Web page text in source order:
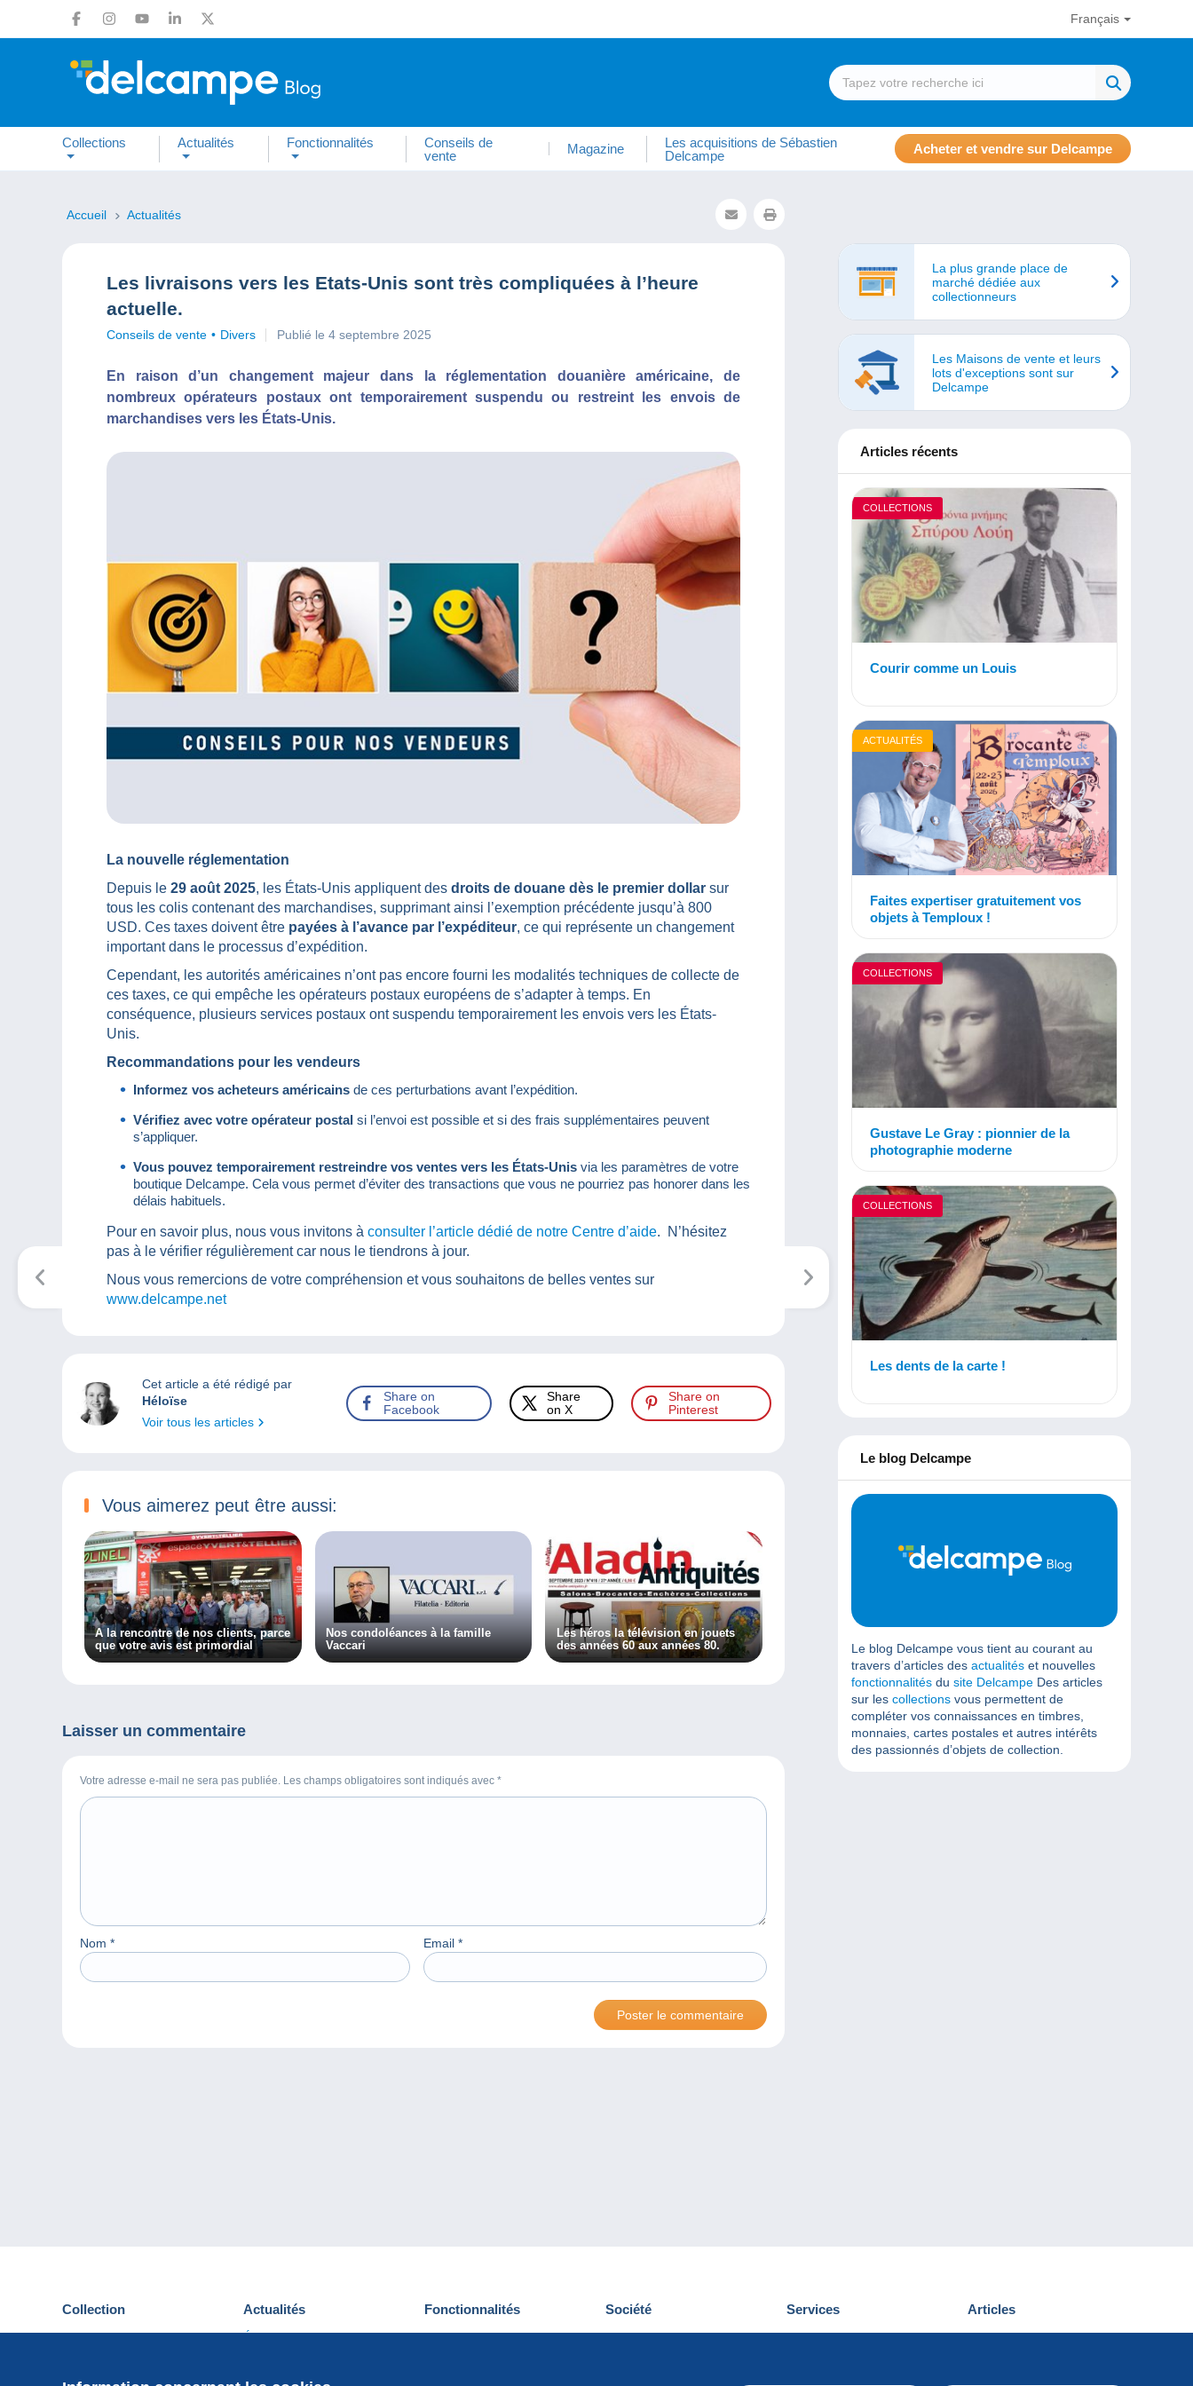
Français
Collections Actualités Fonctionnalités
Conseils de
vente
Magazine
Les acquisitions de Sébastien
Delcampe
Acheter et vendre sur Delcampe
Accueil Actualités
Les livraisons vers les Etats-Unis sont très compliquées à l’heure
actuelle.
Conseils de vente Divers Publié le 4 septembre 2025
En raison d’un changement majeur dans la réglementation douanière américaine, de
nombreux opérateurs postaux ont temporairement suspendu ou restreint les envois de
marchandises vers les États-Unis.
La nouvelle réglementation
Depuis le 29 août 2025, les États-Unis appliquent des droits de douane dès le premier dollar sur
tous les colis contenant des marchandises, supprimant ainsi l’exemption précédente jusqu’à 800
USD. Ces taxes doivent être payées à l’avance par l’expéditeur, ce qui représente un changement
important dans le processus d’expédition.
Cependant, les autorités américaines n’ont pas encore fourni les modalités techniques de collecte de
ces taxes, ce qui empêche les opérateurs postaux européens de s’adapter à temps. En
conséquence, plusieurs services postaux ont suspendu temporairement les envois vers les États-
Unis.
Recommandations pour les vendeurs
Informez vos acheteurs américains de ces perturbations avant l’expédition.
Vérifiez avec votre opérateur postal si l’envoi est possible et si des frais supplémentaires peuvent
s’appliquer.
Vous pouvez temporairement restreindre vos ventes vers les États-Unis via les paramètres de votre
boutique Delcampe. Cela vous permet d’éviter des transactions que vous ne pourriez pas honorer dans les
délais habituels.
Pour en savoir plus, nous vous invitons à consulter l’article dédié de notre Centre d’aide. N’hésitez
pas à le vérifier régulièrement car nous le tiendrons à jour.
Nous vous remercions de votre compréhension et vous souhaitons de belles ventes sur
www.delcampe.net
Cet article a été rédigé par
Héloïse
Voir tous les articles
Share on
Facebook
Share
on X
Share on
Pinterest
Vous aimerez peut être aussi:
A la rencontre de nos clients, parce
que votre avis est primordial
Nos condoléances à la famille
Vaccari
Les héros la télévision en jouets
des années 60 aux années 80.
Laisser un commentaire
Votre adresse e-mail ne sera pas publiée. Les champs obligatoires sont indiqués avec *
Nom * Email *
La plus grande place de
marché dédiée aux
collectionneurs
Les Maisons de vente et leurs
lots d'exceptions sont sur
Delcampe
Articles récents
COLLECTIONS
Courir comme un Louis
ACTUALITÉS
Faites expertiser gratuitement vos
objets à Temploux !
COLLECTIONS
Gustave Le Gray : pionnier de la
photographie moderne
COLLECTIONS
Les dents de la carte !
Le blog Delcampe
Le blog Delcampe vous tient au courant au
travers d’articles des actualités et nouvelles
fonctionnalités du site Delcampe Des articles
sur les collections vous permettent de
compléter vos connaissances en timbres,
monnaies, cartes postales et autres intérêts
des passionnés d’objets de collection.
Collection
Cartes postales
Actualités
Événements Delcampe
Fonctionnalités
Nouveautés
Société
Qui sommes-nous
Services
Découvrir Delcampe
Articles